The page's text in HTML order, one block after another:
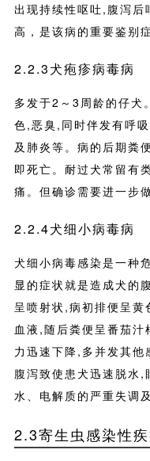
出现持续性呕吐,腹泻后
高，是该病的重要鉴别
2.2.3犬疱疹病毒病
多发于2～3周龄的仔犬
色,恶臭,同时伴发有呼
及肺炎等。病的后期粪
即死亡。耐过犬常留有
痛。但确诊需要进一步
2.2.4犬细小病毒病
犬细小病毒感染是一种
显的症状就是造成犬的
呈喷射状,病初排便呈
血液,随后粪便呈番茄
力迅速下降,多并发其
腹泻致使患犬迅速脱水
水、电解质的严重失调
2.3寄生虫感染性